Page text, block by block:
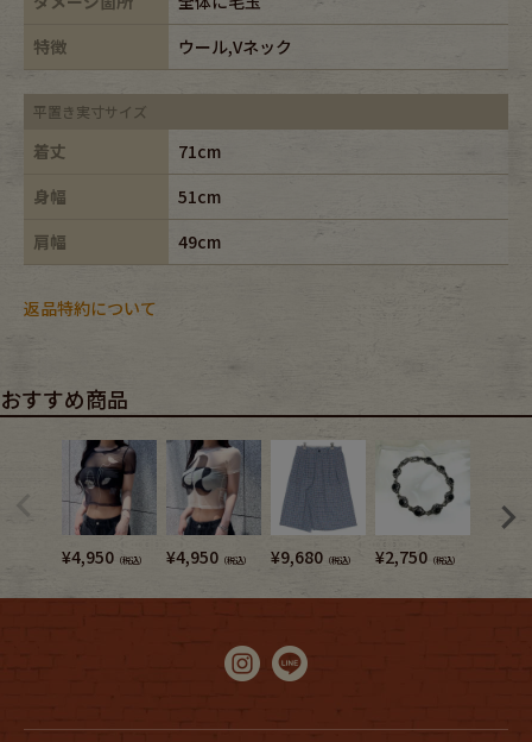
特徴
ウール,Vネック
平置き実寸サイズ
着丈
71cm
身幅
51cm
肩幅
49cm
返品特約について
おすすめ商品
¥4,950 （税込） ¥4,950 （税込） ¥9,680 （税込） ¥2,750 （税込）